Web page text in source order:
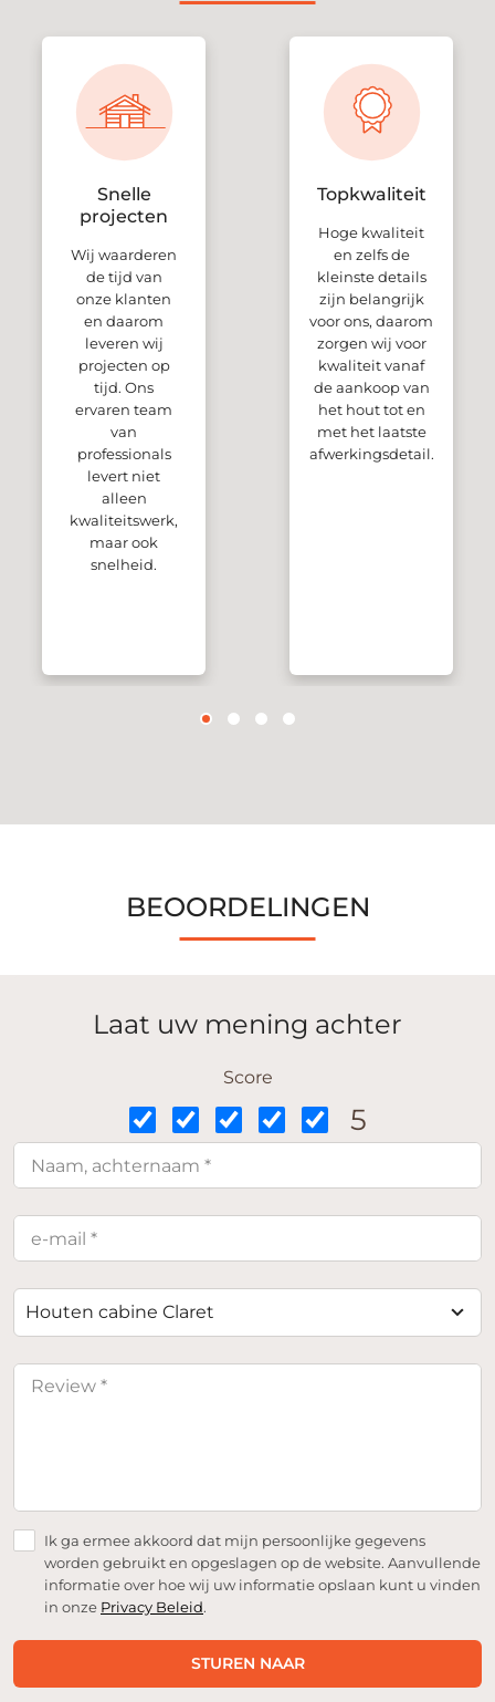
Snelle
projecten
Wij waarderen
de tijd van
onze klanten
en daarom
leveren wij
projecten op
tijd. Ons
ervaren team
van
professionals
levert niet
alleen
kwaliteitswerk,
maar ook
snelheid.
Topkwaliteit
Hoge kwaliteit
en zelfs de
kleinste details
zijn belangrijk
voor ons, daarom
zorgen wij voor
kwaliteit vanaf
de aankoop van
het hout tot en
met het laatste
afwerkingsdetail.
BEOORDELINGEN
Laat uw mening achter
Score
5
Houten cabine Claret
Ik ga ermee akkoord dat mijn persoonlijke gegevens
worden gebruikt en opgeslagen op de website. Aanvullende
informatie over hoe wij uw informatie opslaan kunt u vinden
in onze Privacy Beleid.
STUREN NAAR